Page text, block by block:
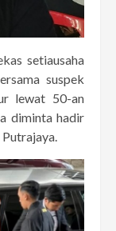
setiausaha
suspek
lewat 50-an
diminta hadir